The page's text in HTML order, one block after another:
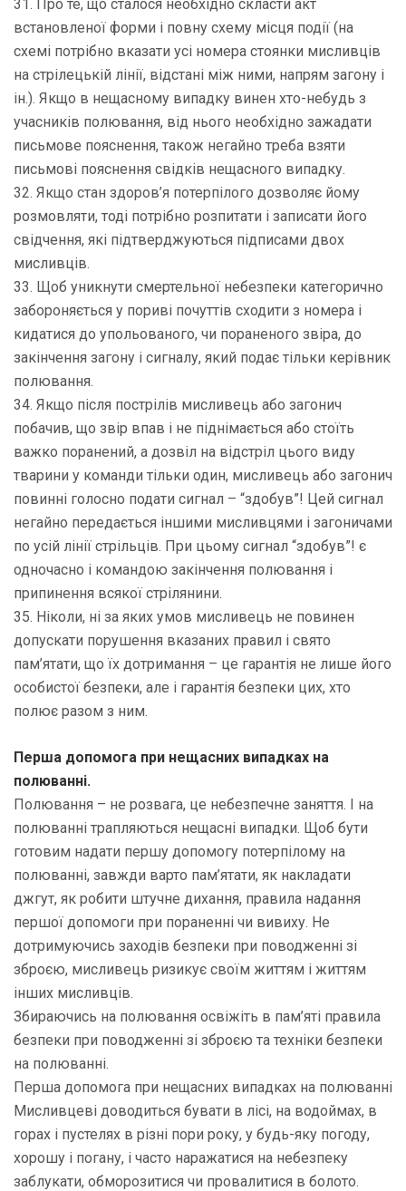
31. Про те, що сталося необхідно скласти акт
встановленої форми і повну схему місця події (на
схемі потрібно вказати усі номера стоянки мисливців
на стрілецькій лінії, відстані між ними, напрям загону і
ін.). Якщо в нещасному випадку винен хто-небудь з
учасників полювання, від нього необхідно зажадати
письмове пояснення, також негайно треба взяти
письмові пояснення свідків нещасного випадку.
32. Якщо стан здоров’я потерпілого дозволяє йому
розмовляти, тоді потрібно розпитати і записати його
свідчення, які підтверджуються підписами двох
мисливців.
33. Щоб уникнути смертельної небезпеки категорично
забороняється у пориві почуттів сходити з номера і
кидатися до упольованого, чи пораненого звіра, до
закінчення загону і сигналу, який подає тільки керівник
полювання.
34. Якщо після пострілів мисливець або загонич
побачив, що звір впав і не піднімається або стоїть
важко поранений, а дозвіл на відстріл цього виду
тварини у команди тільки один, мисливець або загонич
повинні голосно подати сигнал – “здобув”! Цей сигнал
негайно передається іншими мисливцями і загоничами
по усій лінії стрільців. При цьому сигнал “здобув”! є
одночасно і командою закінчення полювання і
припинення всякої стрілянини.
35. Ніколи, ні за яких умов мисливець не повинен
допускати порушення вказаних правил і свято
пам’ятати, що їх дотримання – це гарантія не лише його
особистої безпеки, але і гарантія безпеки цих, хто
полює разом з ним.
Перша допомога при нещасних випадках на
полюванні.
Полювання – не розвага, це небезпечне заняття. І на
полюванні трапляються нещасні випадки. Щоб бути
готовим надати першу допомогу потерпілому на
полюванні, завжди варто пам’ятати, як накладати
джгут, як робити штучне дихання, правила надання
першої допомоги при пораненні чи вивиху. Не
дотримуючись заходів безпеки при поводженні зі
зброєю, мисливець ризикує своїм життям і життям
інших мисливців.
Збираючись на полювання освіжіть в пам’яті правила
безпеки при поводженні зі зброєю та техніки безпеки
на полюванні.
Перша допомога при нещасних випадках на полюванні
Мисливцеві доводиться бувати в лісі, на водоймах, в
горах і пустелях в різні пори року, у будь-яку погоду,
хорошу і погану, і часто наражатися на небезпеку
заблукати, обморозитися чи провалитися в болото.